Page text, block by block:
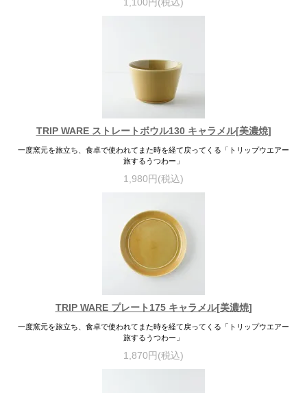
TRIP WARE ストレートボウル130 キャラメル[美濃焼]
一度窯元を旅立ち、食卓で使われてまた時を経て戻ってくる「トリップウエアー
旅するうつわー」
1,980円(税込)
TRIP WARE プレート175 キャラメル[美濃焼]
一度窯元を旅立ち、食卓で使われてまた時を経て戻ってくる「トリップウエアー
旅するうつわー」
1,870円(税込)